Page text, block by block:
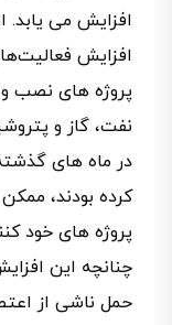
افزایش می یابد.
افزایش
پروژه های نصب
نفت، گاز و
در ماه های
کرده بودند،
پروژه های خود
چنانچه این
حمل ناشی از